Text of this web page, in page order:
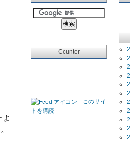
よ
Counter
このサイ
トを購読